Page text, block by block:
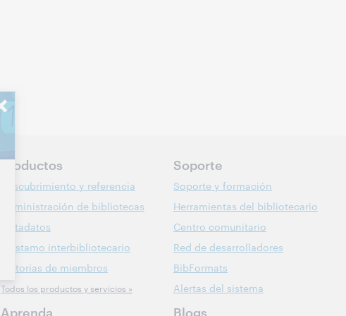
Productos
Descubrimiento y referencia
Administración de bibliotecas
Metadatos
Préstamo interbibliotecario
Historias de miembros
Todos los productos y servicios »
Aprenda
Soporte
Soporte y formación
Herramientas del bibliotecario
Centro comunitario
Red de desarrolladores
BibFormats
Alertas del sistema
Blogs